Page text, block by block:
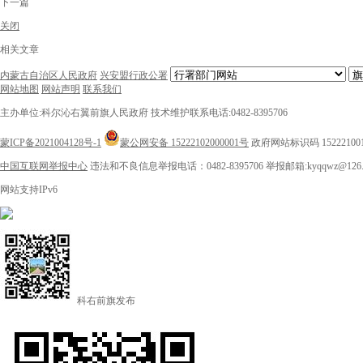
下一篇
关闭
相关文章
内蒙古自治区人民政府 兴安盟行政公署
网站地图 网站声明 联系我们
主办单位:科尔沁右翼前旗人民政府 技术维护联系电话:0482-8395706
蒙ICP备2021004128号-1 蒙公网安备 15222102000001号 政府网站标识码
中国互联网举报中心 违法和不良信息举报电话：0482-8395706 举报邮箱
网站支持IPv6
科右前旗发布